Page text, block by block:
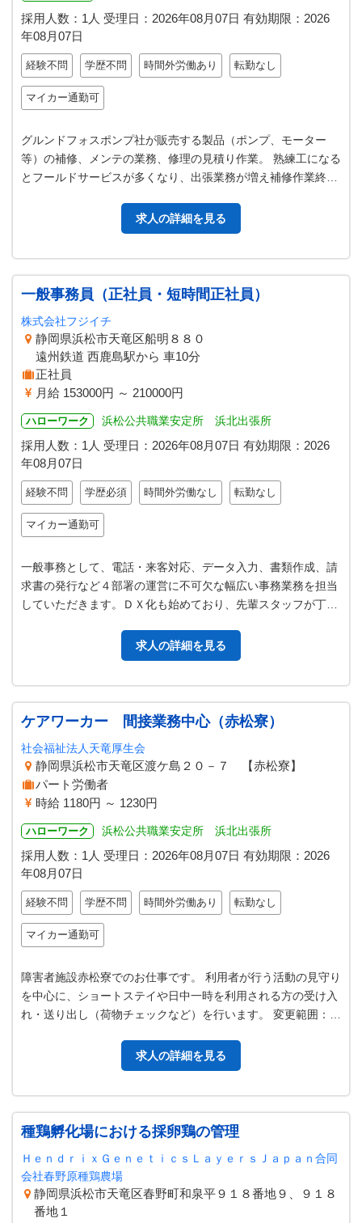
採用人数：1人 受理日： 2026年08月07日 有効期限： 2026
年08月07日
経験不問 学歴不問 時間外労働あり 転勤なし
マイカー通勤可
グルンドフォスポンプ社が販売する製品（ポンプ、モーター
等）の補修、メンテの業務、修理の見積り作業。 熟練工になる
とフールドサービスが多くなり、出張業務が増え補修作業終了
求人の詳細を見る
一般事務員（正社員・短時間正社員）
株式会社フジイチ
静岡県浜松市天竜区船明８８０
遠州鉄道 西鹿島駅から 車10分
正社員
月給 153000円 ～ 210000円
ハローワーク 浜松公共職業安定所 浜北出張所
採用人数：1人 受理日： 2026年08月07日 有効期限： 2026
年08月07日
経験不問 学歴必須 時間外労働なし 転勤なし
マイカー通勤可
一般事務として、電話・来客対応、データ入力、書類作成、請
求書の発行など４部署の運営に不可欠な幅広い事務業務を担当
していただきます。ＤＸ化も始めており、先輩スタッフが丁寧
求人の詳細を見る
ケアワーカー 間接業務中心（赤松寮）
社会福祉法人天竜厚生会
静岡県浜松市天竜区渡ケ島２０－７ 【赤松寮】
パート労働者
時給 1180円 ～ 1230円
ハローワーク 浜松公共職業安定所 浜北出張所
採用人数：1人 受理日： 2026年08月07日 有効期限： 2026
年08月07日
経験不問 学歴不問 時間外労働あり 転勤なし
マイカー通勤可
障害者施設赤松寮でのお仕事です。 利用者が行う活動の見守り
を中心に、ショートステイや日中一時を利用される方の受け入
れ・送り出し（荷物チェックなど）を行います。 変更範囲：な
求人の詳細を見る
種鶏孵化場における採卵鶏の管理
ＨｅｎｄｒｉｘＧｅｎｅｔｉｃｓＬａｙｅｒｓＪａｐａｎ合同
会社春野原種鶏農場
静岡県浜松市天竜区春野町和泉平９１８番地９、９１８
番地１